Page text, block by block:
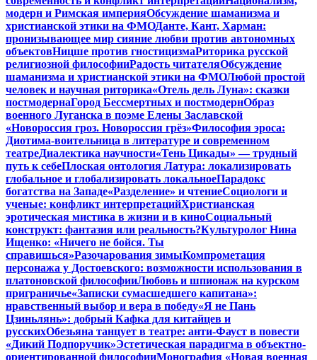
модерн и Римская империяОбсуждение шаманизма и
христианской этики на ФМОДанте, Кант, Харман:
пронизывающее мир сияние любви против автономных
объектовНицше против гностицизмаРиторика русской
религиозной философииРадость читателяОбсуждение
шаманизма и христианской этики на ФМОЛюбой простой
человек и научная риторика«Отель дель Луна»: сказки
постмодернаГород Бессмертных и постмодернОбраз
военного Луганска в поэме Елены Заславской
«Новороссия гроз. Новороссия грёз»Философия эроса:
Диотима-воительница в литературе и современном
театреДиалектика научности«Тень Цикады» — трудный
путь к себеПлоская онтология Латура: локализировать
глобальное и глобализировать локальноеПарадокс
богатства на Западе«Разделение» и чтениеСоциологи и
ученые: конфликт интерпретацийХристианская
эротическая мистика в жизни и в киноСоциальный
конструкт: фантазия или реальность?Культуролог Нина
Ищенко: «Ничего не бойся. Ты
справишься»Разочарования зимыКомпрометация
персонажа у Достоевского: возможности использования в
платоновской философииЛюбовь и шпионаж на курском
приграничье«Записки сумасшедшего капитана»:
нравственный выбор и вера в победу«Я не Пань
Цзиньлянь»: добрый Кафка для китайцев и
русскихОбезьяна танцует в театре: анти-Фауст в повести
«Дикий Подпоручик»Эстетическая парадигма в объектно-
ориентированной философииМонография «Новая военная